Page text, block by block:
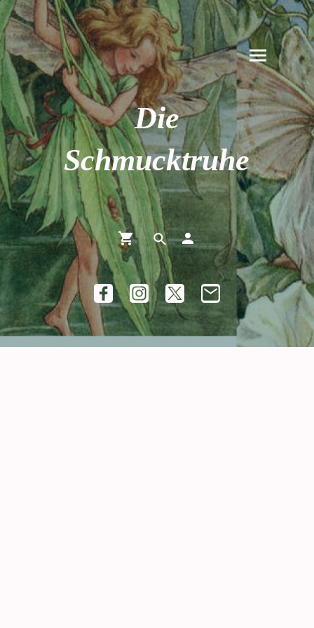
Die
Schmucktruhe